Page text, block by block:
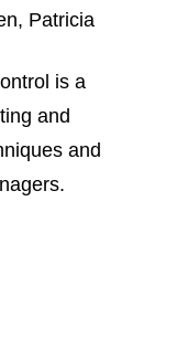
, Patricia
is a
and
and